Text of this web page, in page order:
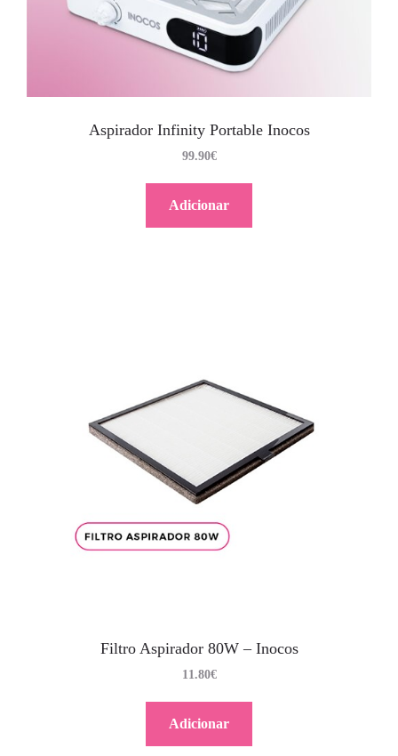
Aspirador Infinity Portable Inocos
99.90€
Adicionar
Filtro Aspirador 80W – Inocos
11.80€
Adicionar